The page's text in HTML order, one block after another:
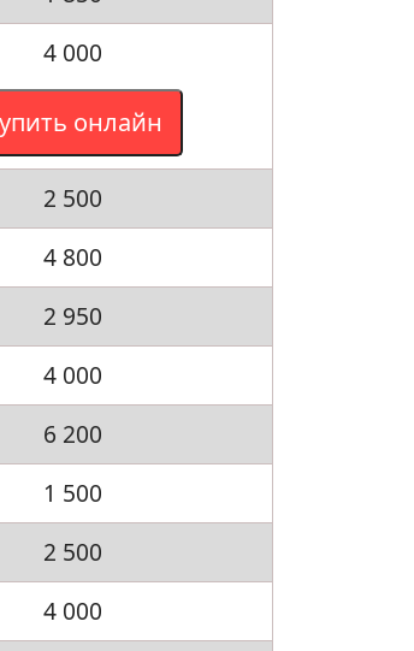
4 000
онлайн
2 500
4 800
2 950
4 000
6 200
1 500
2 500
4 000